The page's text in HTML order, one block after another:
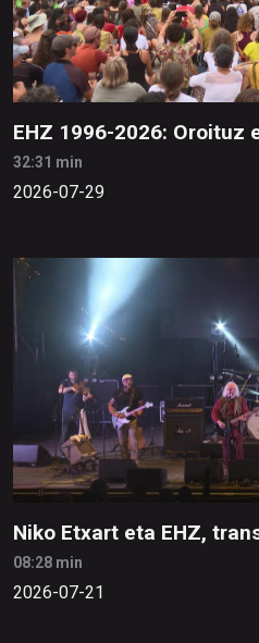
EHZ 1996-2026: Oroituz
32:31 min
2026-07-29
Niko Etxart eta EHZ,
08:28 min
2026-07-21